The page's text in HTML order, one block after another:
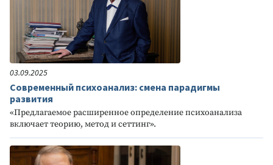
03.09.2025
Современный психоанализ: смена парадигмы
развития
«Предлагаемое расширенное определение психоанализа
включает теорию, метод и сеттинг».